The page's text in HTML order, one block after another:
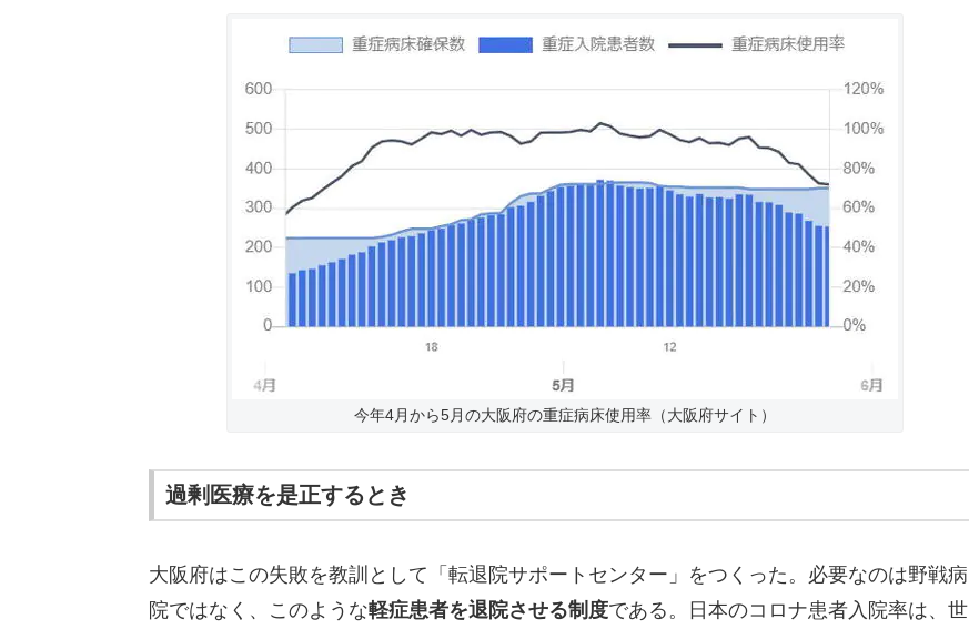
今年4月から5月の大阪府の重症病床使用率（大阪府サイト）
過剰医療を是正するとき
大阪府はこの失敗を教訓として「転退院サポートセンター」をつくった。必要なのは野戦病
院ではなく、このような軽症患者を退院させる制度である。日本のコロナ患者入院率は、世